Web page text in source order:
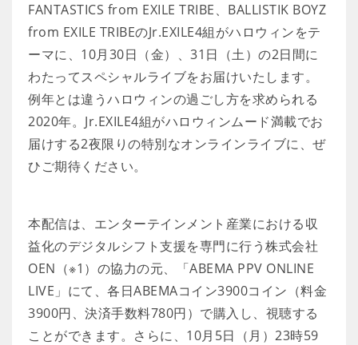
FANTASTICS from EXILE TRIBE、BALLISTIK BOYZ
from EXILE TRIBEのJr.EXILE4組がハロウィンをテ
ーマに、10月30日（金）、31日（土）の2日間に
わたってスペシャルライブをお届けいたします。
例年とは違うハロウィンの過ごし方を求められる
2020年。Jr.EXILE4組がハロウィンムード満載でお
届けする2夜限りの特別なオンラインライブに、ぜ
ひご期待ください。
本配信は、エンターテインメント産業における収
益化のデジタルシフト支援を専門に行う株式会社
OEN（※1）の協力の元、「ABEMA PPV ONLINE
LIVE」にて、各日ABEMAコイン3900コイン（料金
3900円、決済手数料780円）で購入し、視聴する
ことができます。さらに、10月5日（月）23時59